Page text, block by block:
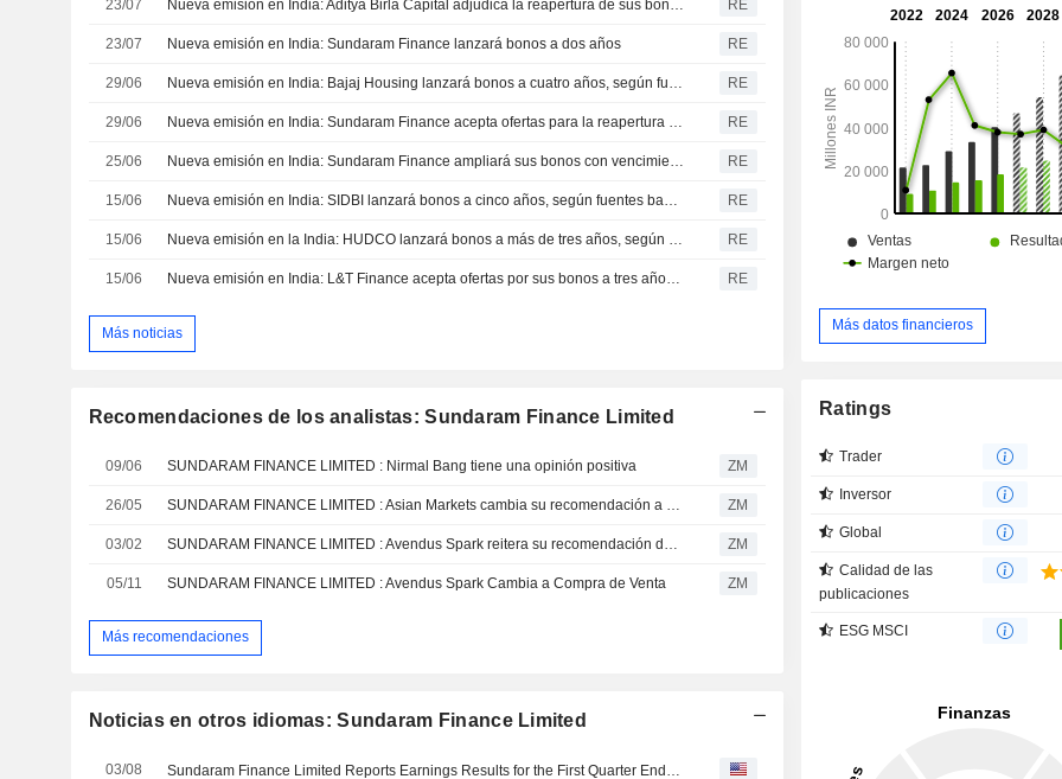
23/07 Nueva emisión en India: Aditya Birla Capital adjudica la reapertura de sus bonos, según fuentes del mercado RE
23/07 Nueva emisión en India: Sundaram Finance lanzará bonos a dos años RE
29/06 Nueva emisión en India: Bajaj Housing lanzará bonos a cuatro años, según fuentes bancarias RE
29/06 Nueva emisión en India: Sundaram Finance acepta ofertas para la reapertura de sus bonos con vencimiento en agosto de 2028 RE
25/06 Nueva emisión en India: Sundaram Finance ampliará sus bonos con vencimiento en agosto de 2028 RE
15/06 Nueva emisión en India: SIDBI lanzará bonos a cinco años, según fuentes bancarias RE
15/06 Nueva emisión en la India: HUDCO lanzará bonos a más de tres años, según fuentes bancarias RE
15/06 Nueva emisión en India: L&T Finance acepta ofertas por sus bonos a tres años, según fuentes bancarias RE
Más noticias
Recomendaciones de los analistas: Sundaram Finance Limited
09/06 SUNDARAM FINANCE LIMITED : Nirmal Bang tiene una opinión positiva ZM
26/05 ZM
03/02 ZM
05/11 SUNDARAM FINANCE LIMITED : Avendus Spark Cambia a Compra de Venta ZM
Más recomendaciones
Noticias en otros idiomas: Sundaram Finance Limited
03/08
Más datos financieros
Ratings
Trader
Inversor
Global
Calidad de las
publicaciones
ESG MSCI